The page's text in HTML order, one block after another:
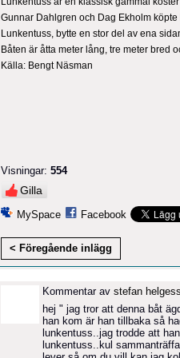
Gunnar Dahlgren och Dag Ekholm
Lunkentuss, bytte en stor del av ena
Båten är åtta meter lång, tre meter bred
Källa: Bengt Näsman
Visningar: 554
Gilla
MySpace Facebook
< Föregående inlägg
Kommentar av stefan
hej " jag tror att denna båt
han kom är han tillbaka så
lunkentuss..jag trodde att
lunkentuss..kul